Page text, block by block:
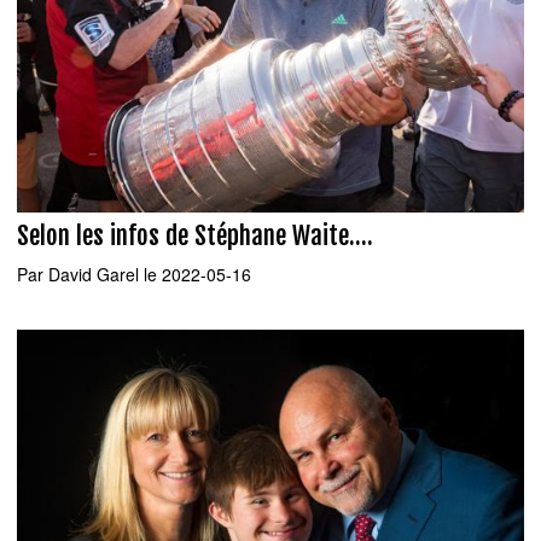
Selon les infos de Stéphane Waite....
Par David Garel le 2022-05-16